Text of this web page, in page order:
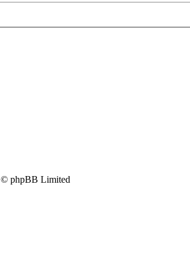
phpBB Limited